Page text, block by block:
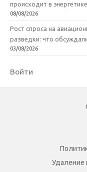
происходит в
08/08/2026
Рост спроса на
разведки: что
03/08/2026
Войти
Удаление